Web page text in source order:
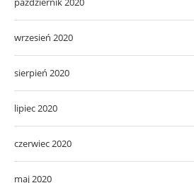
wrzesień 2020
sierpień 2020
lipiec 2020
czerwiec 2020
maj 2020